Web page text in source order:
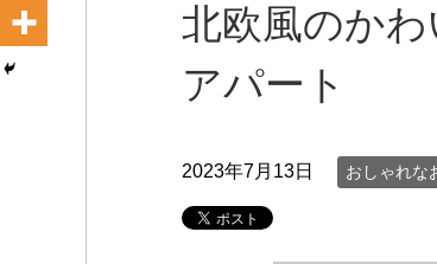
北欧風のか
アパート
2023年7月13日 おしゃれな